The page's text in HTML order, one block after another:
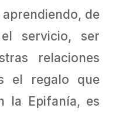
de
servicio, ser
relaciones
el regalo que
la Epifanía, es